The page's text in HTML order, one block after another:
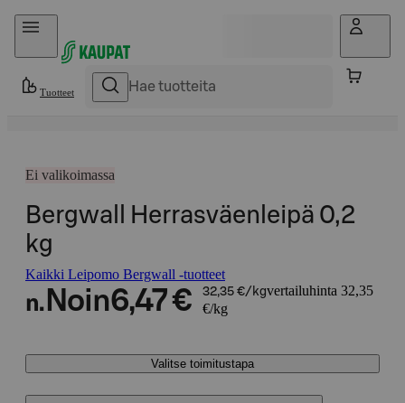
Hyppää sisältöön
Tuotteet
Ei valikoimassa
Bergwall Herrasväenleipä 0,2
kg
Kaikki Leipomo Bergwall -tuotteet
n. Noin6,47 € 32,35 €/kgvertailuhinta 32,35
€/kg
Valitse toimitustapa